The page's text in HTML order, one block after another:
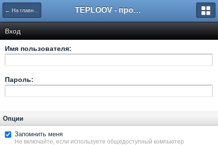
← На главную TEPLOOV - программный комплекс для расчёта систем отопления и вентиляции
Вход
Имя пользователя:
Пароль:
Опции
Запомнить меня
Не включайте, если используете общедоступный компьютер